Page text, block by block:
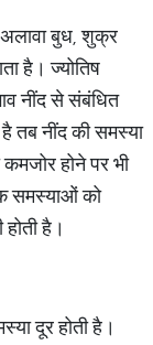
अलावा बुध, शुक्र
है। ज्योतिष
नींद से संबंधित
तब नींद की समस्या
होने पर भी
समस्याओं को
है।
दूर होती है।